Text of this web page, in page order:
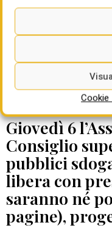
Cookie
DATE DA RICORDARE
Giovedì 6
Consiglio
pubblici
libera con
saranno né
pagine),